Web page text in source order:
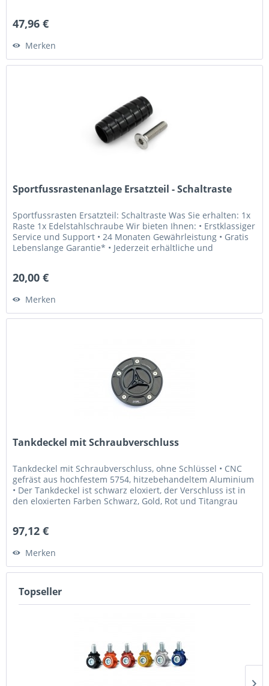
47,96 €
Merken
Sportfussrastenanlage Ersatzteil - Schaltraste
Sportfussrasten Ersatzteil: Schaltraste Was Sie erhalten: 1x
Raste 1x Edelstahlschraube Wir bieten Ihnen: • Erstklassiger
Service und Support • 24 Monaten Gewährleistung • Gratis
Lebenslange Garantie* • Jederzeit erhältliche und
20,00 €
Merken
Tankdeckel mit Schraubverschluss
Tankdeckel mit Schraubverschluss, ohne Schlüssel • CNC
gefräst aus hochfestem 5754, hitzebehandeltem Aluminium
• Der Tankdeckel ist schwarz eloxiert, der Verschluss ist in
den eloxierten Farben Schwarz, Gold, Rot und Titangrau
97,12 €
Merken
Topseller